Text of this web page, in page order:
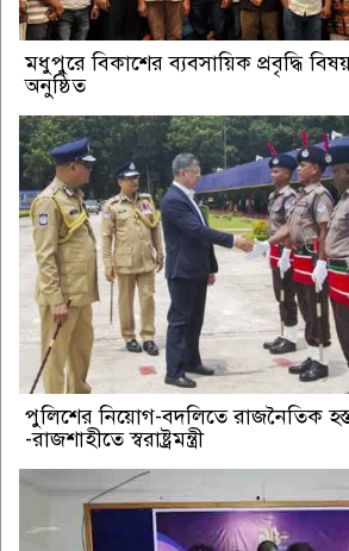
মধুপুরে বিকাশের ব্যবসায়িক প্রবৃদ্ধি
অনুষ্ঠিত
পুলিশের নিয়োগ-বদলিতে রাজনৈতিক
-রাজশাহীতে স্বরাষ্ট্রমন্ত্রী